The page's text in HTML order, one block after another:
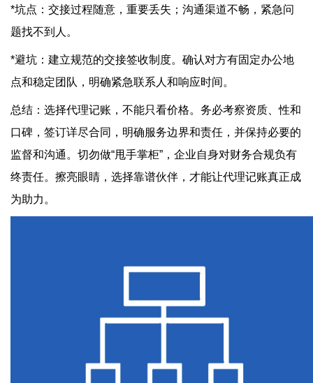
*坑点：交接过程随意，重要丢失；沟通渠道不畅，紧急问
题找不到人。
*避坑：建立规范的交接签收制度。确认对方有固定办公地
点和稳定团队，明确紧急联系人和响应时间。
总结：选择代理记账，不能只看价格。务必考察资质、性和
口碑，签订详尽合同，明确服务边界和责任，并保持必要的
监督和沟通。切勿做“甩手掌柜”，企业自身对财务合规负有
终责任。擦亮眼睛，选择靠谱伙伴，才能让代理记账真正成
为助力。